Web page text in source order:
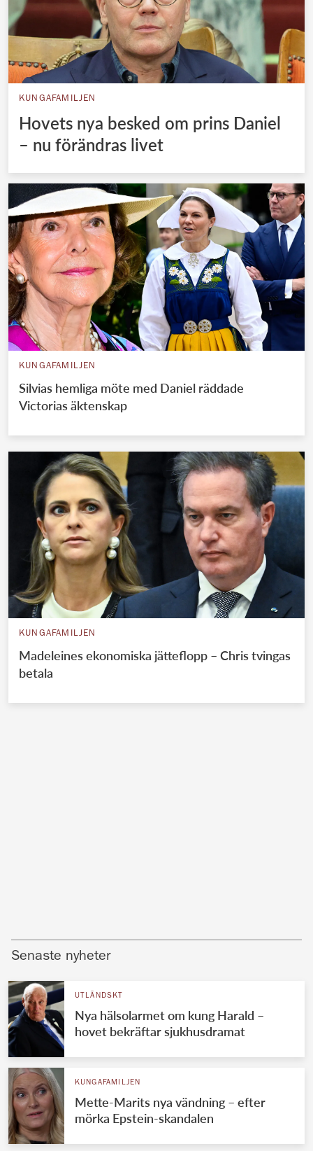
KUNGAFAMILJEN
Hovets nya besked om prins Daniel
– nu förändras livet
KUNGAFAMILJEN
Silvias hemliga möte med Daniel räddade
Victorias äktenskap
KUNGAFAMILJEN
Madeleines ekonomiska jätteflopp – Chris tvingas
betala
Senaste nyheter
UTLÄNDSKT
Nya hälsolarmet om kung Harald –
hovet bekräftar sjukhusdramat
KUNGAFAMILJEN
Mette-Marits nya vändning – efter
mörka Epstein-skandalen